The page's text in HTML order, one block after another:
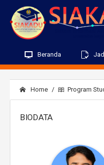
Beranda
Home Program
BIODATA